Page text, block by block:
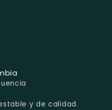
y de calidad.